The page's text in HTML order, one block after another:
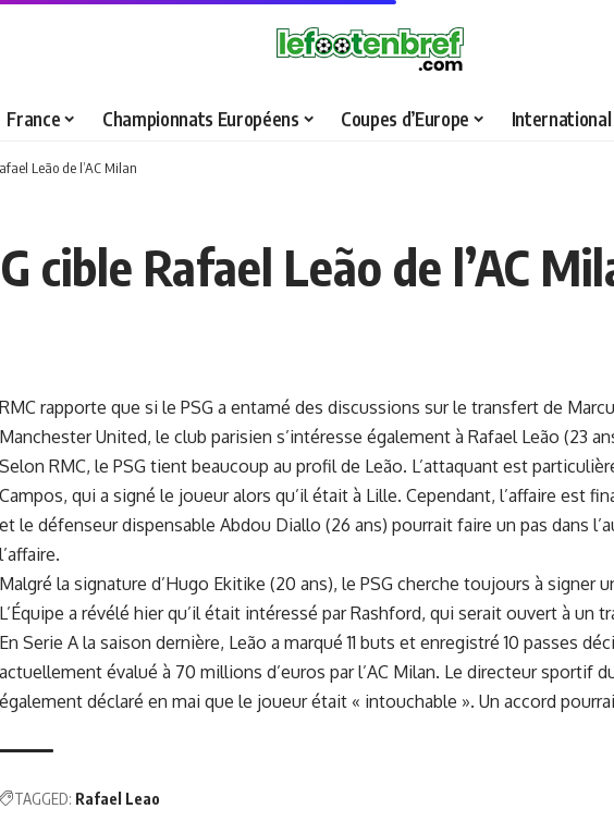
France Championnats Européens Coupes d’Europe International
Leão de l’AC Milan
cible Rafael Leão de l’AC
RMC rapporte que si le PSG a entamé des discussions sur le transfert de
Manchester United, le club parisien s’intéresse également à Rafael Leão (23
Selon RMC, le PSG tient beaucoup au profil de Leão. L’attaquant est
Campos, qui a signé le joueur alors qu’il était à Lille. Cependant, l’affaire est
et le défenseur dispensable Abdou Diallo (26 ans) pourrait faire un pas dans
l’affaire.
Malgré la signature d’Hugo Ekitike (20 ans), le PSG cherche toujours à signer
L’Équipe a révélé hier qu’il était intéressé par Rashford, qui serait ouvert à un
En Serie A la saison dernière, Leão a marqué 11 buts et enregistré 10 passes
actuellement évalué à 70 millions d’euros par l’AC Milan. Le directeur sportif
également déclaré en mai que le joueur était « intouchable ». Un accord
TAGGED: Rafael Leao